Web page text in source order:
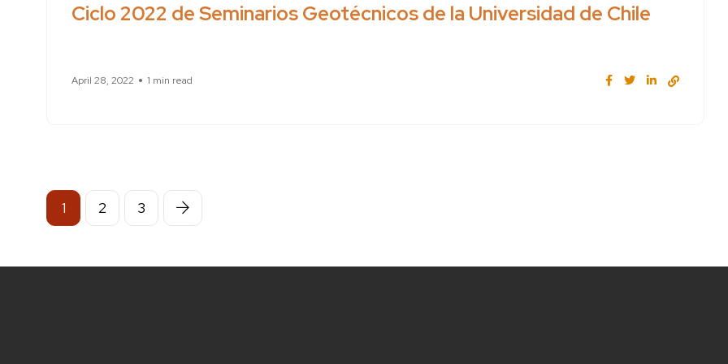
Ciclo 2022 de Seminarios Geotécnicos de la Universidad de Chile
April 28, 2022 1 min read
1 2 3